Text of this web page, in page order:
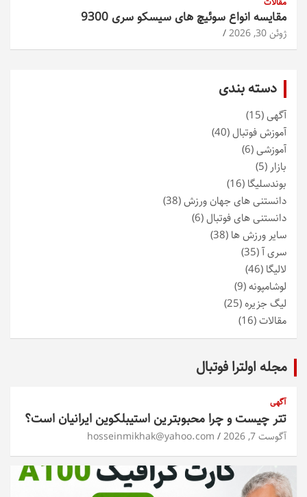
مقایسه انواع سوئیچ های سیسکو سری 9300
ژوئن 30, 2026
دسته بندی
آگهی(15)
آموزش فوتبال(40)
آموزشی(6)
بازار (5)
بوندسلیگا (16)
دانستنی های جهان ورزش(38)
دانستنی های فوتبال(6)
سایر ورزش ها (38)
سری آ(35)
لالیگا (46)
لوشامپونه(9)
لیگ جزیره(25)
مقالات(16)
مجله اولترا فوتبال
آگهی
تتر چیست و چرا محبوبترین استیبلکوین ایرانیان است؟
آگوست 7, 2026 hosseinmikhak@yahoo.com